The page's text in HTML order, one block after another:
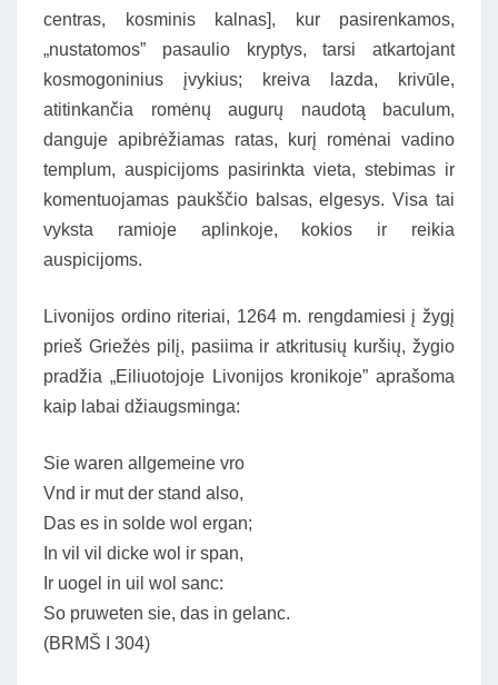
centras, kosminis kalnas], kur pasirenkamos,
„nustatomos” pasaulio kryptys, tarsi atkartojant
kosmogoninius įvykius; kreiva lazda, krivūle,
atitinkančia romėnų augurų naudotą baculum,
danguje apibrėžiamas ratas, kurį romėnai vadino
templum, auspicijoms pasirinkta vieta, stebimas ir
komentuojamas paukščio balsas, elgesys. Visa tai
vyksta ramioje aplinkoje, kokios ir reikia
auspicijoms.
Livonijos ordino riteriai, 1264 m. rengdamiesi į žygį
prieš Griežės pilį, pasiima ir atkritusių kuršių, žygio
pradžia „Eiliuotojoje Livonijos kronikoje” aprašoma
kaip labai džiaugsminga:
Sie waren allgemeine vro
Vnd ir mut der stand also,
Das es in solde wol ergan;
In vil vil dicke wol ir span,
Ir uogel in uil wol sanc:
So pruweten sie, das in gelanc.
(BRMŠ I 304)